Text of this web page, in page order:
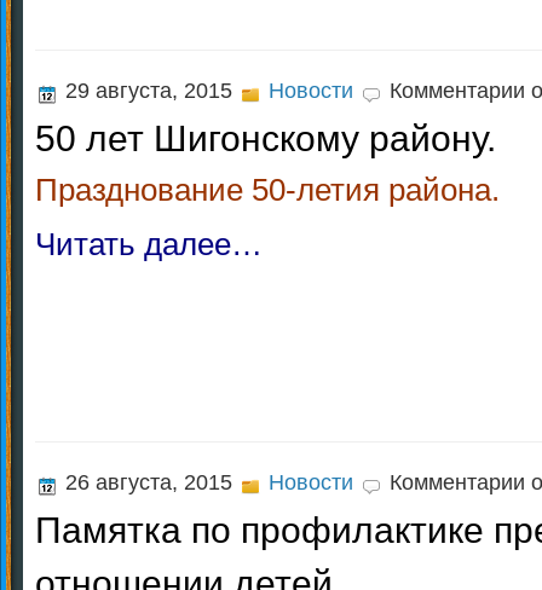
29 августа, 2015 Новости Комментарии
50 лет Шигонскому району.
Празднование 50-летия района.
Читать далее…
26 августа, 2015 Новости Комментарии
по
Памятка по профилактике